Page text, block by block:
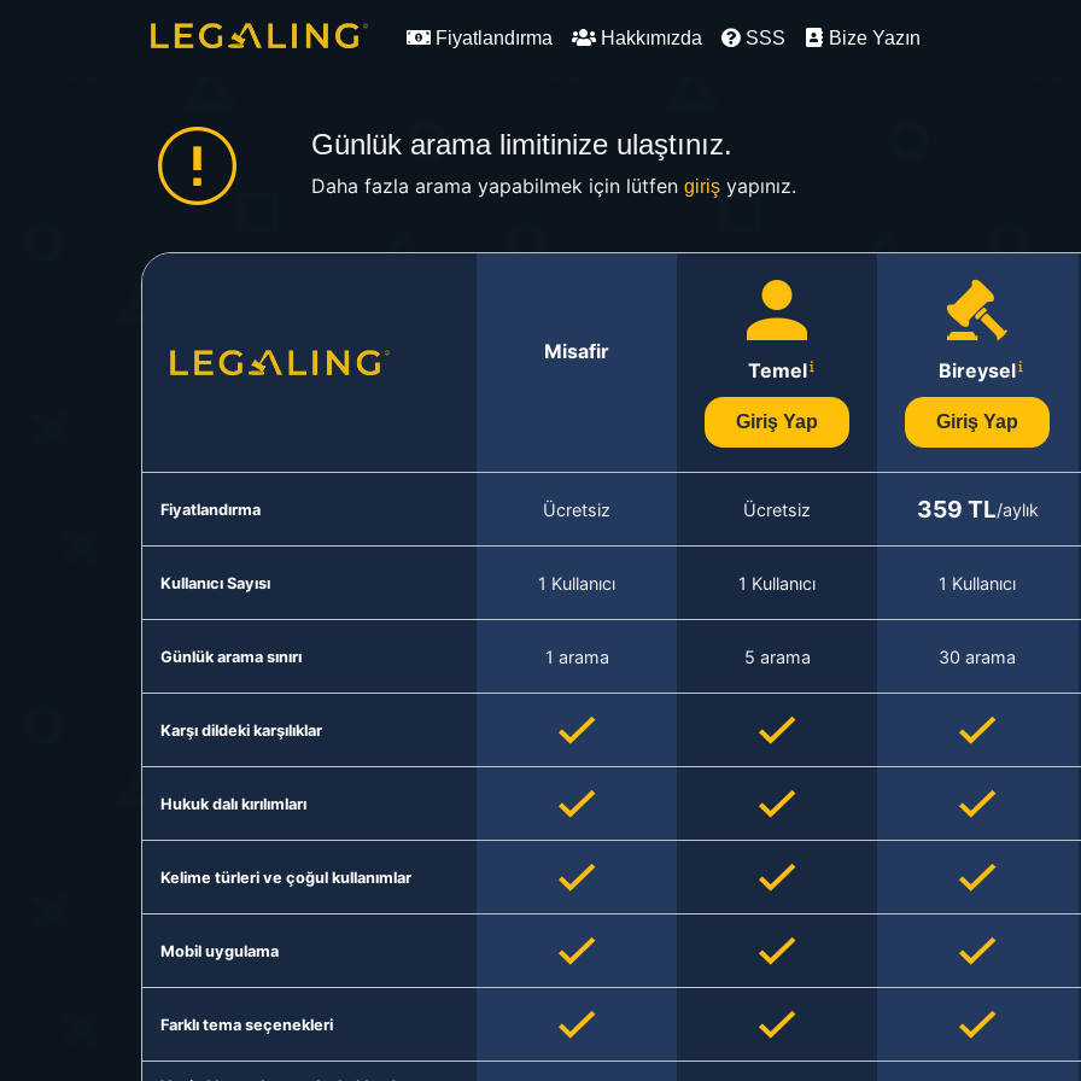
Fiyatlandırma Hakkımızda SSS Bize Yazın
Günlük arama limitinize ulaştınız.
Daha fazla arama yapabilmek için lütfen girişyapınız.
Misafir
Temel
Giriş Yap
Bireysel
Giriş Yap
Fiyatlandırma Ücretsiz Ücretsiz 359 TL/aylık
Kullanıcı Sayısı 1 Kullanıcı 1 Kullanıcı 1 Kullanıcı
Günlük arama sınırı 1 arama 5 arama 30 arama
Karşı dildeki karşılıklar
Hukuk dalı kırılımları
Kelime türleri ve çoğul kullanımlar
Mobil uygulama
Farklı tema seçenekleri